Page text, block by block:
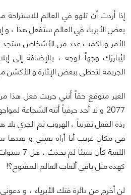
إذا أردت أن تلهو في العالم
الأمر و لكمت عدد من الأشخاص ستجد
ليُبارزك وجهاً لوجه ، بالإضافة إلى
الجريمة لتحظى ببعض الإثارة و
2077 و لا أحد حرفياً أتته
ردة الفعل تقريباً ، الهروب ثم الجري
في مكان غريب أنا أراه بعيني و
اللعبة كأن
كهذه مثل باقي ألعاب العالم المفتوح؟!
لن أخرج من دائرة فتك الأبرياء ، و